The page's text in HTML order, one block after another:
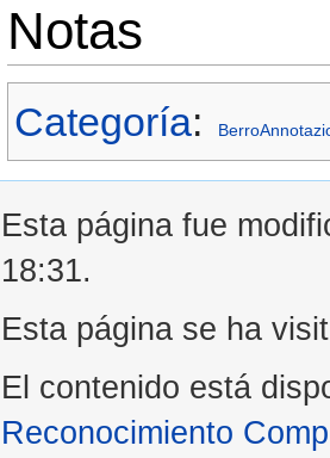
Notas
Categoría:
Esta página fue
18:31.
Esta página se ha
El contenido está
Reconocimiento